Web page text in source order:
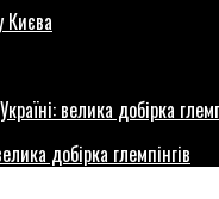
добірка глемпінгів